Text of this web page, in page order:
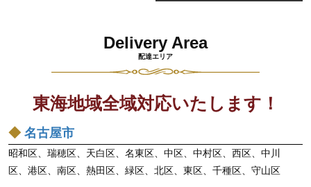
Delivery Area
配達エリア
東海地域全域対応いたします！
◆ 名古屋市
昭和区、瑞穂区、天白区、名東区、中区、中村区、西区、中川
区、港区、南区、熱田区、緑区、北区、東区、千種区、守山区